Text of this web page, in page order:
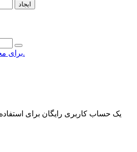
ایجاد
برای محصولات بیشتر کلیک کنید.
یک حساب کاربری رایگان برای